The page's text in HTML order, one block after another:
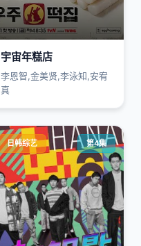
宇宙年糕店
李恩智,金美贤,李泳知,安宥
真
日韩综艺 第4集